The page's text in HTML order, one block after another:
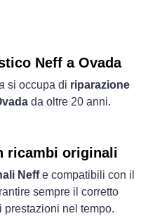
Neff a Ovada
si occupa di riparazione
da oltre 20 anni.
ricambi originali
Neffe compatibili con il
sempre il corretto
nel tempo.